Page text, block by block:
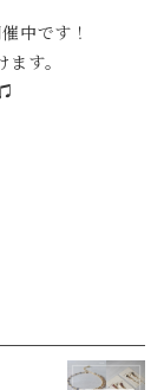
中です！
す。